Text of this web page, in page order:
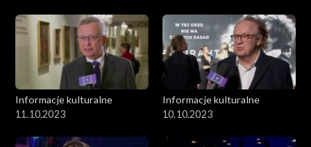
Informacje kulturalne
11.10.2023
Informacje kulturalne
10.10.2023